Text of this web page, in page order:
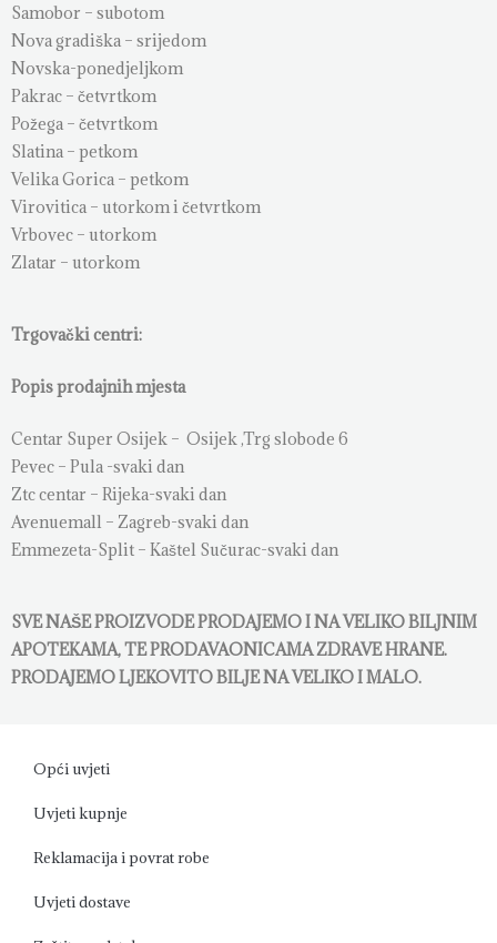
Samobor – subotom
Nova gradiška – srijedom
Novska-ponedjeljkom
Pakrac – četvrtkom
Požega – četvrtkom
Slatina – petkom
Velika Gorica – petkom
Virovitica – utorkom i četvrtkom
Vrbovec – utorkom
Zlatar – utorkom
Trgovački centri:
Popis prodajnih mjesta
Centar Super Osijek – Osijek ,Trg slobode 6
Pevec – Pula -svaki dan
Ztc centar – Rijeka-svaki dan
Avenuemall – Zagreb-svaki dan
Emmezeta-Split – Kaštel Sučurac-svaki dan
SVE NAŠE PROIZVODE PRODAJEMO I NA VELIKO BILJNIM
APOTEKAMA, TE PRODAVAONICAMA ZDRAVE HRANE.
PRODAJEMO LJEKOVITO BILJE NA VELIKO I MALO.
Opći uvjeti
Uvjeti kupnje
Reklamacija i povrat robe
Uvjeti dostave